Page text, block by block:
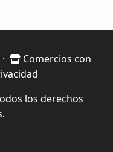
·
Comercios con
los derechos